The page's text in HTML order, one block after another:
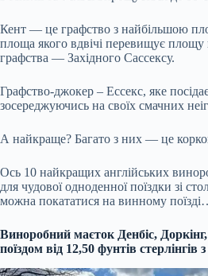
Кент — це графство з найбільшою
площа якого вдвічі перевищує
графства — Західного Сассексу.
Графство-джокер – Ессекс, яке
зосереджуючись на своїх смачних
А найкраще? Багато з них — це
Ось 10 найкращих англійських
для чудової одноденної поїздки зі
можна покататися на винному
Виноробний маєток Денбіс,
поїздом від 12,50 фунтів стерлінгів